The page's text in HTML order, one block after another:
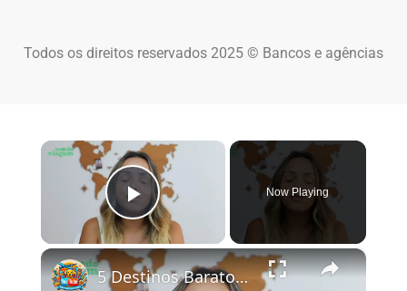
Todos os direitos reservados 2025 © Bancos e agências
×
Play Video
Now Playing
×
5 Destinos Baratos no Brasil Para Conhecer e Amar! 🇧🇷✨